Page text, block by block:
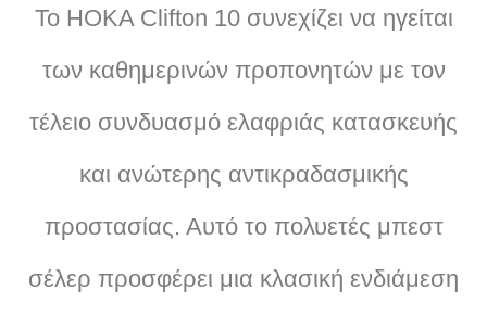
Το HOKA Clifton 10 συνεχίζει να ηγείται
των καθημερινών προπονητών με τον
τέλειο συνδυασμό ελαφριάς κατασκευής
και ανώτερης αντικραδασμικής
προστασίας. Αυτό το πολυετές μπεστ
σέλερ προσφέρει μια κλασική ενδιάμεση